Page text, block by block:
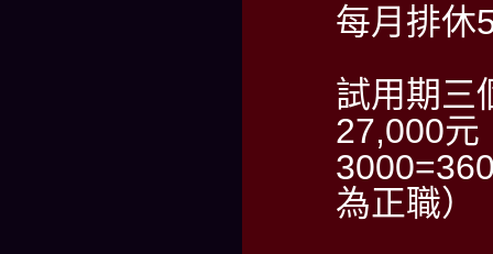
每月排休
試用期三
27,000元
為正職）